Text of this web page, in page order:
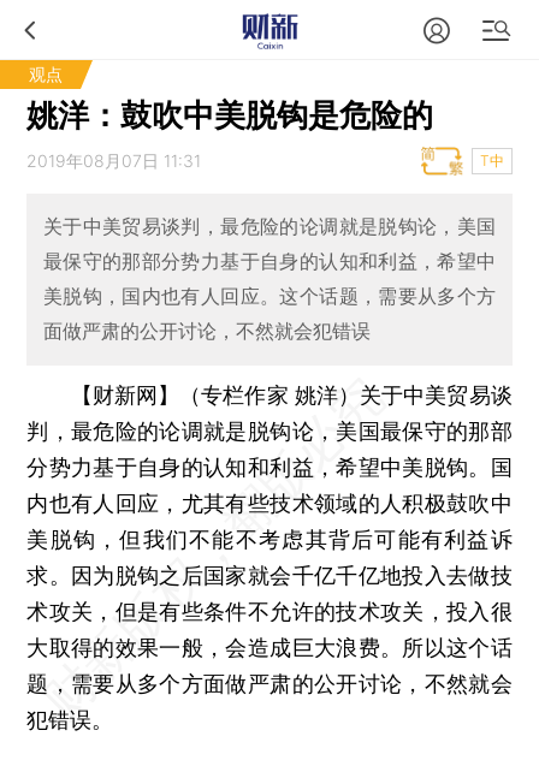
观点
姚洋：鼓吹中美脱钩是危险的
2019年08月07日 11:31 T中
关于中美贸易谈判，最危险的论调就是脱钩论，美国
最保守的那部分势力基于自身的认知和利益，希望中
美脱钩，国内也有人回应。这个话题，需要从多个方
面做严肃的公开讨论，不然就会犯错误
【财新网】（专栏作家 姚洋） 关于中美贸易谈
判，最危险的论调就是脱钩论，美国最保守的那部
分势力基于自身的认知和利益，希望中美脱钩。国
内也有人回应，尤其有些技术领域的人积极鼓吹中
美脱钩，但我们不能不考虑其背后可能有利益诉
求。因为脱钩之后国家就会千亿千亿地投入去做技
术攻关，但是有些条件不允许的技术攻关，投入很
大取得的效果一般，会造成巨大浪费。所以这个话
题，需要从多个方面做严肃的公开讨论，不然就会
犯错误。